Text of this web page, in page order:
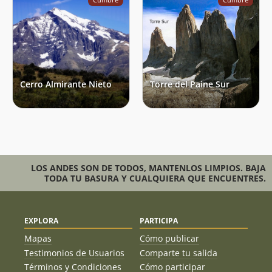
Cerro Almirante Nieto Torre del Paine Sur
LOS ANDES SON DE TODOS, MANTENLOS LIMPIOS. BAJA
TODA TU BASURA Y CUALQUIERA QUE ENCUENTRES.
EXPLORA
Mapas
Testimonios de Usuarios
Términos y Condiciones
PARTICIPA
Cómo publicar
Comparte tu salida
Cómo participar